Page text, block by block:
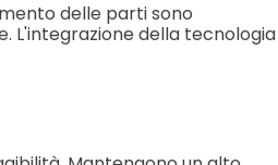
delle parti sono
L'integrazione della tecnologia